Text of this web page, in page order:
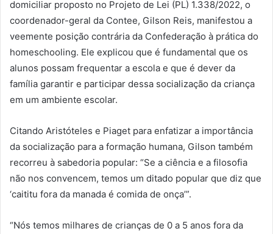
domiciliar proposto no Projeto de Lei (PL) 1.338/2022, o
coordenador-geral da Contee, Gilson Reis, manifestou a
veemente posição contrária da Confederação à prática do
homeschooling. Ele explicou que é fundamental que os
alunos possam frequentar a escola e que é dever da
família garantir e participar dessa socialização da criança
em um ambiente escolar.
Citando Aristóteles e Piaget para enfatizar a importância
da socialização para a formação humana, Gilson também
recorreu à sabedoria popular: “Se a ciência e a filosofia
não nos convencem, temos um ditado popular que diz que
‘caititu fora da manada é comida de onça’”.
“Nós temos milhares de crianças de 0 a 5 anos fora da